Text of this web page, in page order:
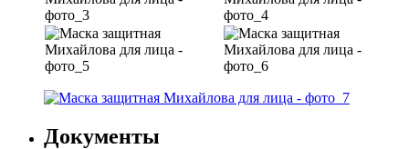
Документы